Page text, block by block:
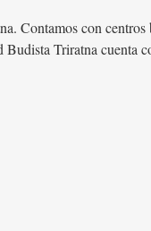
Contamos con
Triratna cuenta